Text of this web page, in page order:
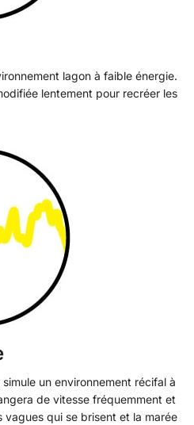
lagon à faible énergie.
lentement pour recréer les
un environnement récifal à
de vitesse fréquemment et
vagues qui se brisent et la marée